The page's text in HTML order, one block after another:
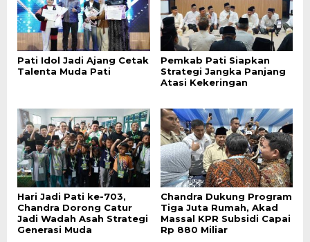
Pati Idol Jadi Ajang Cetak
Talenta Muda Pati
Pemkab Pati Siapkan
Strategi Jangka Panjang
Atasi Kekeringan
Hari Jadi Pati ke-703,
Chandra Dorong Catur
Jadi Wadah Asah Strategi
Generasi Muda
Chandra Dukung Program
Tiga Juta Rumah, Akad
Massal KPR Subsidi Capai
Rp 880 Miliar